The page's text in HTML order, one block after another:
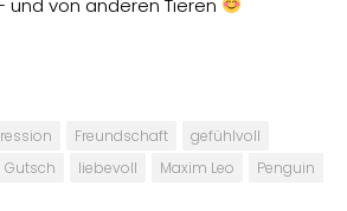
und von anderen Tieren
Freundschaft
gefühlvoll
liebevoll Maxim Leo
Penguin